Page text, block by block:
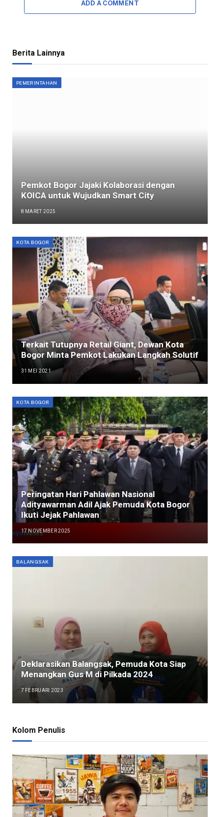
ADD A COMMENT
Berita Lainnya
PEMERINTAHAN
Pemkot Bogor Jajaki Kolaborasi dengan
KOICA untuk Wujudkan Smart City
8 MARET 2025
KOTA BOGOR
Terkait Tutupnya Retail Giant, Dewan Kota
Bogor Minta Pemkot Lakukan Langkah Solutif
31 MEI 2021
KOTA BOGOR
Peringatan Hari Pahlawan Nasional
Adityawarman Adil Ajak Pemuda Kota Bogor
Ikuti Jejak Pahlawan
17 NOVEMBER 2025
BALANGSAK
Deklarasikan Balangsak, Pemuda Kota Siap
Menangkan Gus M di Pilkada 2024
7 FEBRUARI 2023
Kolom Penulis